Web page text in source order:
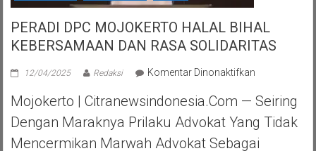
PERADI DPC MOJOKERTO HALAL BIHAL
KEBERSAMAAN DAN RASA SOLIDARITAS
12/04/2025 Redaksi Komentar Dinonaktifkan
DPC
MOJOKERTO
HALAL
BIHAL
Mojokerto | Citranewsindonesia.com — Seiring
Dengan Maraknya Prilaku Advokat Yang Tidak
Mencermikan Marwah Advokat Sebagai